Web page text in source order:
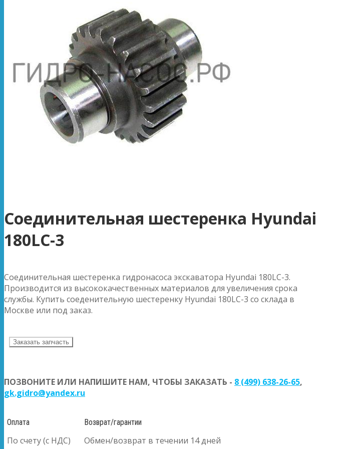
Соединительная шестеренка Hyundai
180LC-3
Соединительная шестеренка гидронасоса экскаватора Hyundai 180LC-3.
Производится из высококачественных материалов для увеличения срока
службы. Купить соеденительную шестеренку Hyundai 180LC-3 со склада в
Москве или под заказ.
Заказать запчасть
ПОЗВОНИТЕ ИЛИ НАПИШИТЕ НАМ, ЧТОБЫ ЗАКАЗАТЬ - 8 (499) 638-26-65,
gk.gidro@yandex.ru
Оплата
По счету (с НДС)
Возврат/гарантии
Обмен/возврат в течении 14 дней